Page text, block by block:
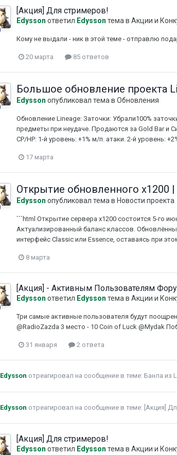
[Акция] Для стримеров!
Edysson ответил Edysson тема в Акции и
Кому не выдали - ник в этой теме - отправлю
20 марта 85 ответов
Большое обновление проекта
Edysson опубликовал тема в Обновления
Обновление Lineage: Заточки: Убрали100%
предметы при неудаче. Продаются за Gold Bar и
CP/HP: 1-й уровень: +1% м/п. атаки. 2-й уровень:
17 марта
Открытие обновленного x1200 |
Edysson опубликовал тема в Новости проекта
```html Открытие сервера x1200 состоится 5-го
Актуализированный баланс классов.
интерфейс Classic или Essence, оставаясь при
8 марта
[Акция] - Активным Пользователям
Edysson ответил Edysson тема в Акции и
Три самые активные пользователя будут
@RadioZazda 3 место - 10 Coin of Luck @Mydak
31 января 2 ответа
Edysson отреагировал на сообщение в теме: Банла из
Edysson отреагировал на сообщение в теме: [Акция]
[Акция] Для стримеров!
Edysson ответил Edysson тема в Акции и